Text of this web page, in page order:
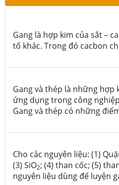
Gang là hợp kim của sắt –
tố khác. Trong đó cacbon
Gang và thép là những hợp
ứng dụng trong công
Gang và thép có những
Cho các nguyên liệu: (1)
(3) SiO2; (4) than cốc; (5)
nguyên liệu dùng để luyện